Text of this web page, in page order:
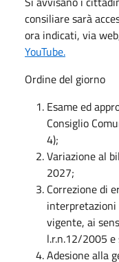
consiliare sarà
ora indicati, via
YouTube.
Ordine del giorno
Esame ed
Consiglio
4);
Variazione al
2027;
Correzione di
vigente, ai
l.r.n.12/2005 e
Adesione alla